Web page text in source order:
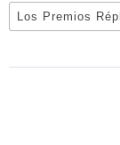
Los Premios